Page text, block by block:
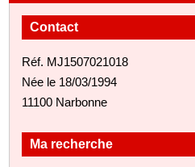
Contact
Réf. MJ1507021018
Née le 18/03/1994
11100 Narbonne
Ma recherche